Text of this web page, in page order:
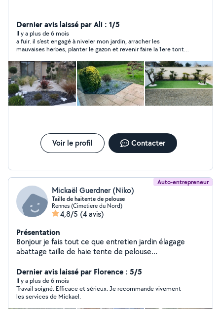
Dernier avis laissé par Ali : 1/5
Il y a plus de 6 mois
a fuir. il s'est engagé à niveler mon jardin, arracher les
mauvaises herbes, planter le gazon et revenir faire la 1ere tonte.
bâclé l'arrachage des racines des mauvaises herbes alors que je
le paie à l'heure. il a refusé de traiter le sol en utilisant le
produit qui empeche la repousse. le même jour il a planté le
gazon. pour finir il n'est jamais revenu pour la 1ere tonte et ne
répondait plus jamais a éviter
Voir le profil Contacter
Auto-entrepreneur
Mickaël Guerdner (Niko)
Taille de haitente de pelouse
Rennes (Cimetiere du Nord)
4,8/5 (4 avis)
Présentation
Bonjour je fais tout ce que entretien jardin élagage
abattage taille de haie tente de pelouse
Dernier avis laissé par Florence : 5/5
Il y a plus de 6 mois
Travail soigné. Efficace et sérieux. Je recommande vivement
les services de Mickael.